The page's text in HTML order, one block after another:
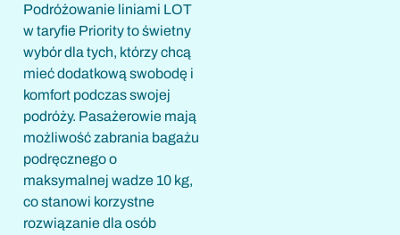
Podróżowanie liniami LOT
w taryfie Priority to świetny
wybór dla tych, którzy chcą
mieć dodatkową swobodę i
komfort podczas swojej
podróży. Pasażerowie mają
możliwość zabrania bagażu
podręcznego o
maksymalnej wadze 10 kg,
co stanowi korzystne
rozwiązanie dla osób